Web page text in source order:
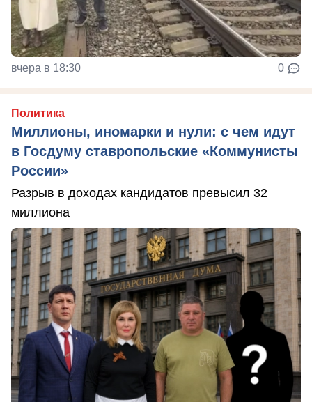
вчера в 18:30 0
Политика
Миллионы, иномарки и нули: с чем идут
в Госдуму ставропольские «Коммунисты
России»
Разрыв в доходах кандидатов превысил 32
миллиона